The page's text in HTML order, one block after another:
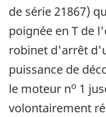
de série 21867)
poignée en T de
robinet d'arrêt
puissance de
le moteur no 1
volontairement